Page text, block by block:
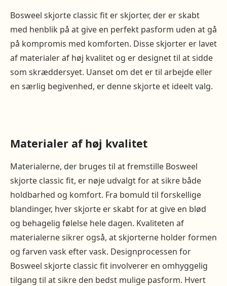
Bosweel skjorte classic fit er skjorter, der er skabt
med henblik på at give en perfekt pasform uden at gå
på kompromis med komforten. Disse skjorter er lavet
af materialer af høj kvalitet og er designet til at sidde
som skræddersyet. Uanset om det er til arbejde eller
en særlig begivenhed, er denne skjorte et ideelt valg.
Materialer af høj kvalitet
Materialerne, der bruges til at fremstille Bosweel
skjorte classic fit, er nøje udvalgt for at sikre både
holdbarhed og komfort. Fra bomuld til forskellige
blandinger, hver skjorte er skabt for at give en blød
og behagelig følelse hele dagen. Kvaliteten af
materialerne sikrer også, at skjorterne holder formen
og farven vask efter vask. Designprocessen for
Bosweel skjorte classic fit involverer en omhyggelig
tilgang til at sikre den bedst mulige pasform. Hvert